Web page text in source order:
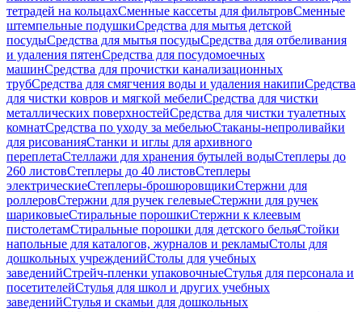
тетрадей на кольцахСменные кассеты для фильтровСменные
штемпельные подушкиСредства для мытья детской
посудыСредства для мытья посудыСредства для отбеливания
и удаления пятенСредства для посудомоечных
машинСредства для прочистки канализационных
трубСредства для смягчения воды и удаления накипиСредства
для чистки ковров и мягкой мебелиСредства для чистки
металлических поверхностейСредства для чистки туалетных
комнатСредства по уходу за мебельюСтаканы-непроливайки
для рисованияСтанки и иглы для архивного
переплетаСтеллажи для хранения бутылей водыСтеплеры до
260 листовСтеплеры до 40 листовСтеплеры
электрическиеСтеплеры-брошюровщикиСтержни для
роллеровСтержни для ручек гелевыеСтержни для ручек
шариковыеСтиральные порошкиСтержни к клеевым
пистолетамСтиральные порошки для детского бельяСтойки
напольные для каталогов, журналов и рекламыСтолы для
дошкольных учрежденийСтолы для учебных
заведенийСтрейч-пленки упаковочныеСтулья для персонала и
посетителейСтулья для школ и других учебных
заведенийСтулья и скамьи для дошкольных